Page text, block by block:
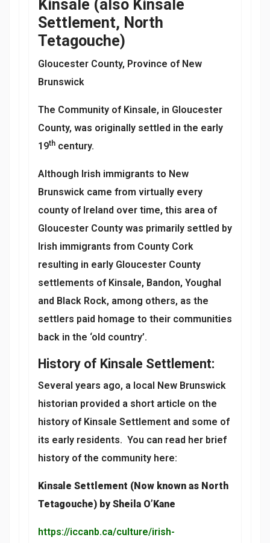
Kinsale (also Kinsale
Settlement, North
Tetagouche)
Gloucester County, Province of New
Brunswick
The Community of Kinsale, in Gloucester
County, was originally settled in the early
19th century.
Although Irish immigrants to New
Brunswick came from virtually every
county of Ireland over time, this area of
Gloucester County was primarily settled by
Irish immigrants from County Cork
resulting in early Gloucester County
settlements of Kinsale, Bandon, Youghal
and Black Rock, among others, as the
settlers paid homage to their communities
back in the ‘old country’.
History of Kinsale Settlement:
Several years ago, a local New Brunswick
historian provided a short article on the
history of Kinsale Settlement and some of
its early residents. You can read her brief
history of the community here:
Kinsale Settlement (Now known as North
Tetagouche) by Sheila O’Kane
https://iccanb.ca/culture/irish-